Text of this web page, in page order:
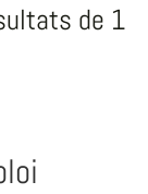
de 1